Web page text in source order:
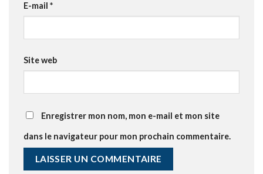
E-mail *
Site web
Enregistrer mon nom, mon e-mail et mon site
dans le navigateur pour mon prochain commentaire.